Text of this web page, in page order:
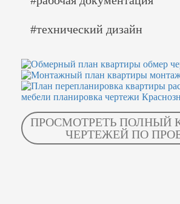
#технический дизайн
ПРОСМОТРЕТЬ ПОЛНЫЙ
ЧЕРТЕЖЕЙ ПО